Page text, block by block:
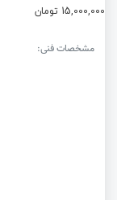
15,000,000 تومان
مشخصات فنی: